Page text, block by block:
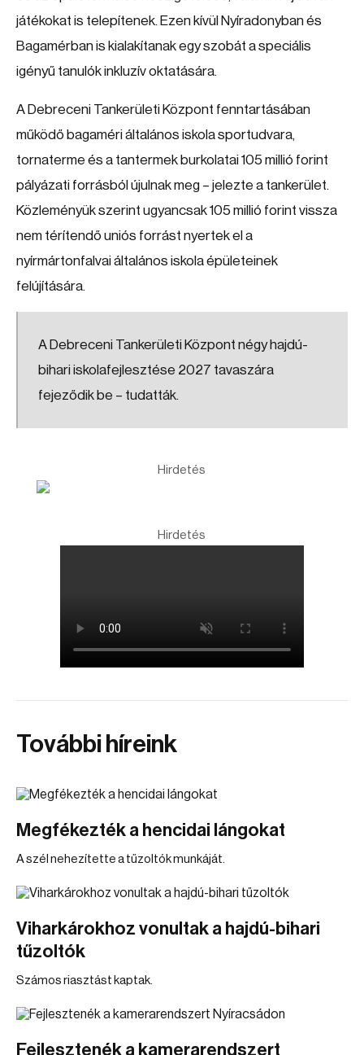
játékokat is telepítenek. Ezen kívül Nyíradonyban és
Bagamérban is kialakítanak egy szobát a speciális
igényű tanulók inkluzív oktatására.
A Debreceni Tankerületi Központ fenntartásában
működő bagaméri általános iskola sportudvara,
tornaterme és a tantermek burkolatai 105 millió forint
pályázati forrásból újulnak meg – jelezte a tankerület.
Közleményük szerint ugyancsak 105 millió forint vissza
nem térítendő uniós forrást nyertek el a
nyírmártonfalvai általános iskola épületeinek
felújítására.
A Debreceni Tankerületi Központ négy hajdú-
bihari iskolafejlesztése 2027 tavaszára
fejeződik be – tudatták.
Hirdetés
Hirdetés
További híreink
Megfékezték a hencidai lángokat
A szél nehezítette a tűzoltók munkáját.
Viharkárokhoz vonultak a hajdú-bihari
tűzoltók
Számos riasztást kaptak.
Fejlesztenék a kamerarendszert